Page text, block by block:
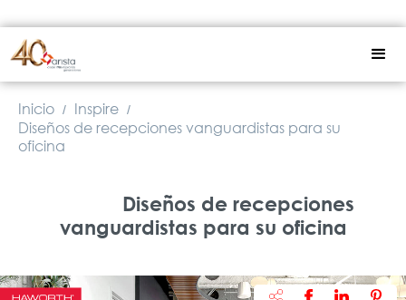
Inicio / Inspire /
Diseños de recepciones vanguardistas para su
oficina
Diseños de recepciones
vanguardistas para su oficina